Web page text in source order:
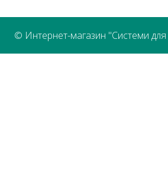
© Интернет-магазин "Системи для